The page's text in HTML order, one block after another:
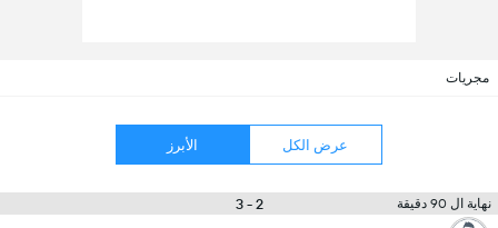
مجريات
عرض الكل الأبرز
نهاية ال 90 دقيقة 2 - 3